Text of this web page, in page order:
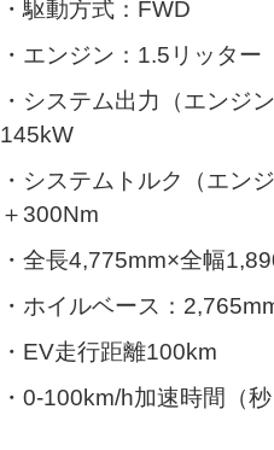
・駆動方式：FWD
・エンジン：1.5リッター
・システム出力（エンジ
145kW
・システムトルク（エン
＋300Nm
・全長4,775mm×全幅
・ホイルベース：
・EV走行距離100km
・0-100km/h加速時間（